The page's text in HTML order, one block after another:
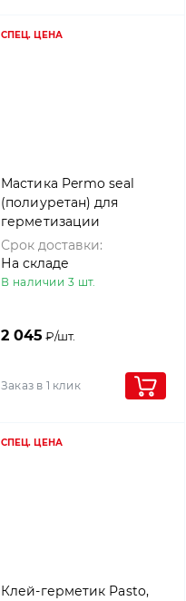
СПЕЦ. ЦЕНА
Мастика Permo seal
(полиуретан) для
герметизации
гвоздевого
соединения, Klober,
1000г
Срок доставки:
На складе
В наличии 3 шт.
2 045 ₽/шт.
Заказ в 1 клик
СПЕЦ. ЦЕНА
Клей-герметик Pasto,